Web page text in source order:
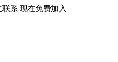
系 现在免费加入